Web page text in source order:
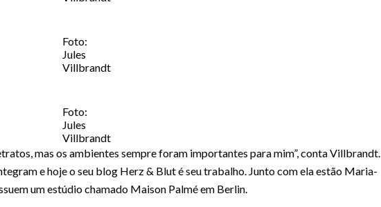
Foto:
Jules
Villbrandt
Foto:
Jules
Villbrandt
mas os ambientes sempre foram importantes para mim”, conta Villbrandt.
e hoje o seu blog Herz & Blut é seu trabalho. Junto com ela estão Maria-
um estúdio chamado Maison Palmé em Berlin.